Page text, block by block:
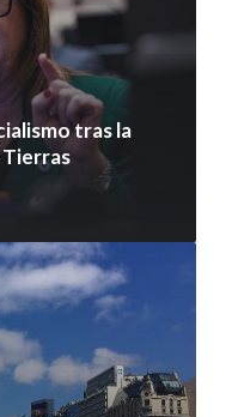
tras la
Tierras